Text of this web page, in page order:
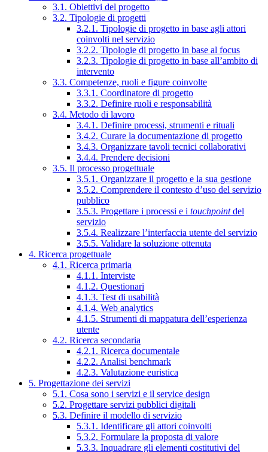
3.1. Obiettivi del progetto
3.2. Tipologie di progetti
3.2.1. Tipologie di progetto in base agli attori
coinvolti nel servizio
3.2.2. Tipologie di progetto in base al focus
3.2.3. Tipologie di progetto in base all’ambito di
intervento
3.3. Competenze, ruoli e figure coinvolte
3.3.1. Coordinatore di progetto
3.3.2. Definire ruoli e responsabilità
3.4. Metodo di lavoro
3.4.1. Definire processi, strumenti e rituali
3.4.2. Curare la documentazione di progetto
3.4.3. Organizzare tavoli tecnici collaborativi
3.4.4. Prendere decisioni
3.5. Il processo progettuale
3.5.1. Organizzare il progetto e la sua gestione
3.5.2. Comprendere il contesto d’uso del servizio
pubblico
3.5.3. Progettare i processi e i touchpointdel
servizio
3.5.4. Realizzare l’interfaccia utente del servizio
3.5.5. Validare la soluzione ottenuta
4. Ricerca progettuale
4.1. Ricerca primaria
4.1.1. Interviste
4.1.2. Questionari
4.1.3. Test di usabilità
4.1.4. Web analytics
4.1.5. Strumenti di mappatura dell’esperienza
utente
4.2. Ricerca secondaria
4.2.1. Ricerca documentale
4.2.2. Analisi benchmark
4.2.3. Valutazione euristica
5. Progettazione dei servizi
5.1. Cosa sono i servizi e il service design
5.2. Progettare servizi pubblici digitali
5.3. Definire il modello di servizio
5.3.1. Identificare gli attori coinvolti
5.3.2. Formulare la proposta di valore
5.3.3. Inquadrare gli elementi costitutivi del